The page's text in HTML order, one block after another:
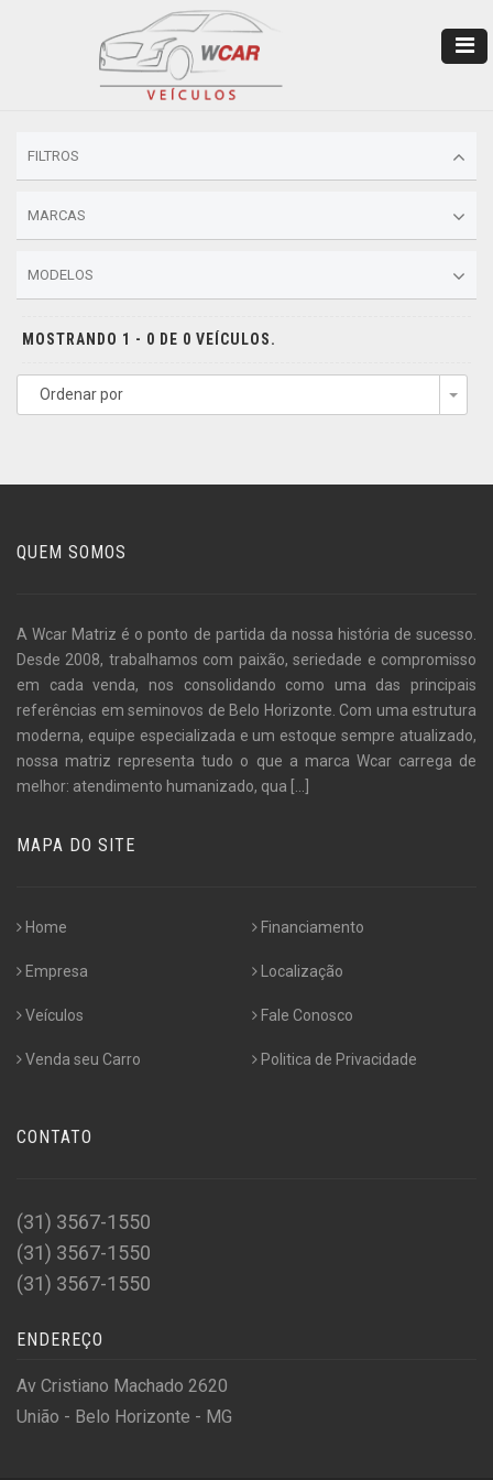
FILTROS
MARCAS
MODELOS
MOSTRANDO 1 - 0 DE 0 VEÍCULOS.
Ordenar por
QUEM SOMOS
A Wcar Matriz é o ponto de partida da nossa história de sucesso.
Desde 2008, trabalhamos com paixão, seriedade e compromisso
em cada venda, nos consolidando como uma das principais
referências em seminovos de Belo Horizonte. Com uma estrutura
moderna, equipe especializada e um estoque sempre atualizado,
nossa matriz representa tudo o que a marca Wcar carrega de
melhor: atendimento humanizado, qua
MAPA DO SITE
Home
Empresa
Veículos
Venda seu Carro
Financiamento
Localização
Fale Conosco
Politica de Privacidade
CONTATO
(31) 3567-1550
(31) 3567-1550
(31) 3567-1550
ENDEREÇO
Av Cristiano Machado 2620
União - Belo Horizonte - MG